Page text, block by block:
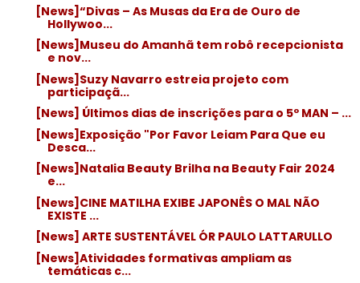
[News]“Divas – As Musas da Era de Ouro de
Hollywoo...
[News]Museu do Amanhã tem robô recepcionista
e nov...
[News]Suzy Navarro estreia projeto com
participaçã...
[News] Últimos dias de inscrições para o 5º MAN – ...
[News]Exposição "Por Favor Leiam Para Que eu
Desca...
[News]Natalia Beauty Brilha na Beauty Fair 2024
e...
[News]CINE MATILHA EXIBE JAPONÊS O MAL NÃO
EXISTE ...
[News] ARTE SUSTENTÁVEL ÓR PAULO LATTARULLO
[News]Atividades formativas ampliam as
temáticas c...